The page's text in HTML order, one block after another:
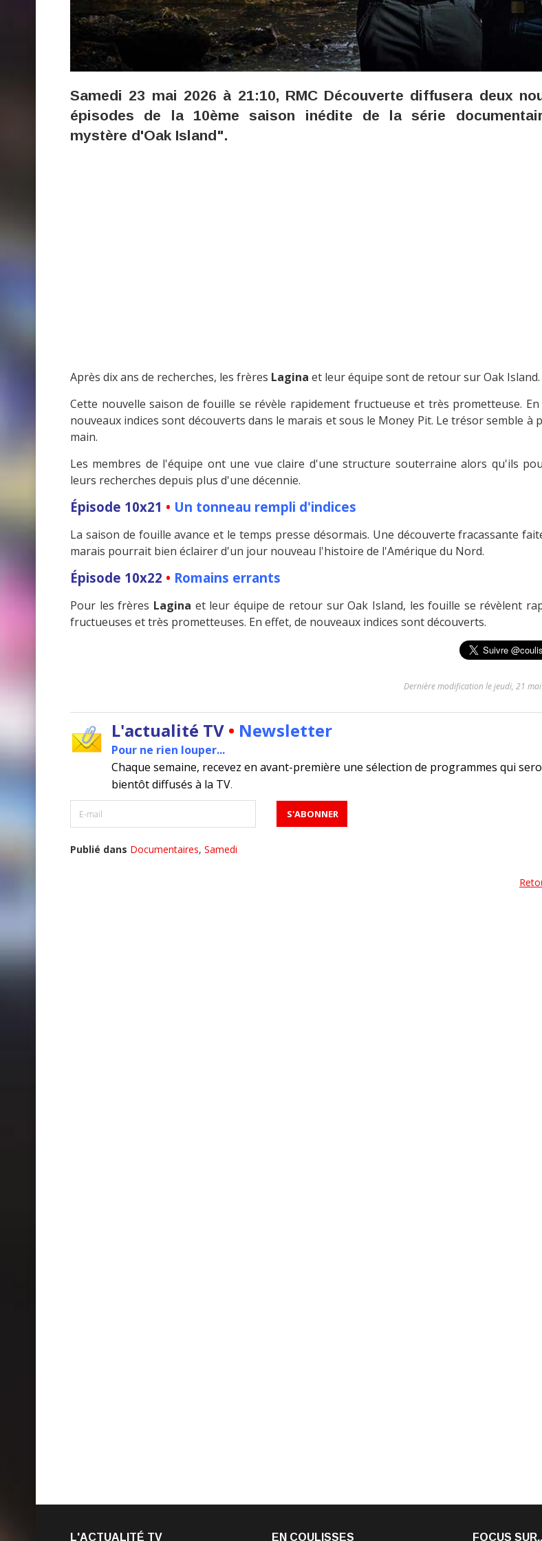
Samedi 23 mai 2026 à 21:10, RMC Découverte diffusera deux
épisodes de la 10ème saison inédite de la série
mystère d'Oak Island".
Après dix ans de recherches, les frères Lagina et leur équipe sont de retour sur Oak Island.
Cette nouvelle saison de fouille se révèle rapidement fructueuse et très prometteuse.
nouveaux indices sont découverts dans le marais et sous le Money Pit. Le trésor semble à
main.
Les membres de l'équipe ont une vue claire d'une structure souterraine alors qu'ils
leurs recherches depuis plus d'une décennie.
Épisode 10x21 • Un tonneau rempli d'indices
La saison de fouille avance et le temps presse désormais. Une découverte fracassante
marais pourrait bien éclairer d'un jour nouveau l'histoire de l'Amérique du Nord.
Épisode 10x22 • Romains errants
Pour les frères Lagina et leur équipe de retour sur Oak Island, les fouille se révèlent
fructueuses et très prometteuses. En effet, de nouveaux indices sont découverts.
Dernière modification le jeudi, 21
L'actualité TV • Newsletter
Pour ne rien louper...
Chaque semaine, recevez en avant-première une sélection de programmes qui
bientôt diffusés à la TV.
Publié dans Documentaires, Samedi
L'ACTUALITÉ TV EN COULISSES FOCUS